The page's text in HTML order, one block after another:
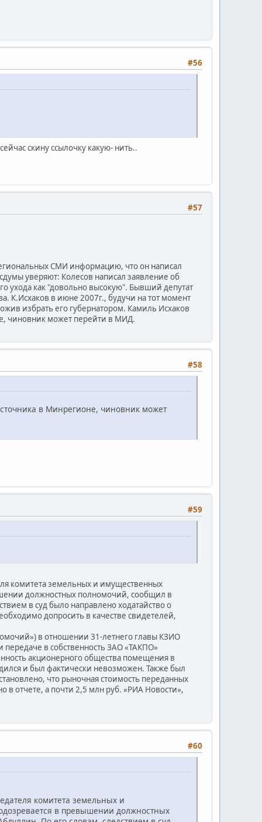
#56
скину ссылочку какую- нить..
#57
СМИ информацию, что он написал
уверяют: Колесов написал заявление об
ухода как "довольно высокую". Бывший депутат
К.Исхаков в июне 2007г., будучи на тот момент
избрать его губернатором. Камиль Исхаков
чиновник может перейти в МИД.
#58
в Минрегионе, чиновник может
#59
комитета земельных и имущественных
должностных полномочий, сообщил в
в суд было направлено ходатайство о
допросить в качестве свидетелей,
в отношении 31-летнего главы КЗИО
в собственность ЗАО «ТАКПО»
акционерного общества помещения в
и был фактически невозможен. Также был
что рыночная стоимость переданных
в отчете, а почти 2,5 млн руб. «РИА Новости»,
#60
комитета земельных и
в превышении должностных